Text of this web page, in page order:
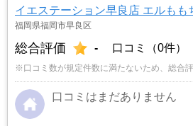
イエステーション早良店 エルもも
福岡県福岡市早良区
総合評価 - 口コミ（0件）
※口コミ数が規定件数に満たないため、総合評
口コミはまだありません